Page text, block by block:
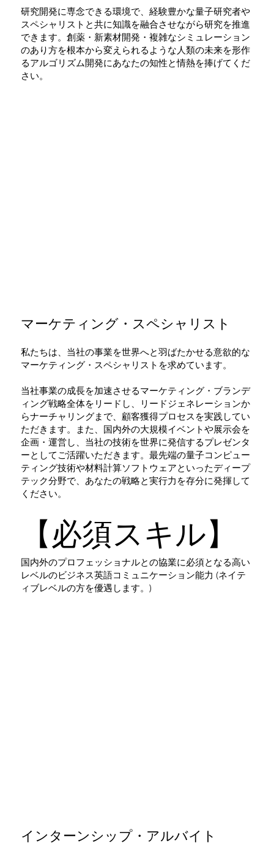
研究開発に専念できる環境で、経験豊かな量子研究者や
スペシャリストと共に知識を融合させながら研究を推進
できます。創薬・新素材開発・複雑なシミュレーション
のあり方を根本から変えられるような人類の未来を形作
るアルゴリズム開発にあなたの知性と情熱を捧げてくだ
さい。
マーケティング・スペシャリスト
私たちは、当社の事業を世界へと羽ばたかせる意欲的な
マーケティング・スペシャリストを求めています。
当社事業の成長を加速させるマーケティング・ブランデ
ィング戦略全体をリードし、リードジェネレーションか
らナーチャリングまで、顧客獲得プロセスを実践してい
ただきます。また、国内外の大規模イベントや展示会を
企画・運営し、当社の技術を世界に発信するプレゼンタ
ーとしてご活躍いただきます。最先端の量子コンピュー
ティング技術や材料計算ソフトウェアといったディープ
テック分野で、あなたの戦略と実行力を存分に発揮して
ください。
【必須スキル】
国内外のプロフェッショナルとの協業に必須となる高い
レベルのビジネス英語コミュニケーション能力 (ネイテ
ィブレベルの方を優遇します。)
インターンシップ・アルバイト